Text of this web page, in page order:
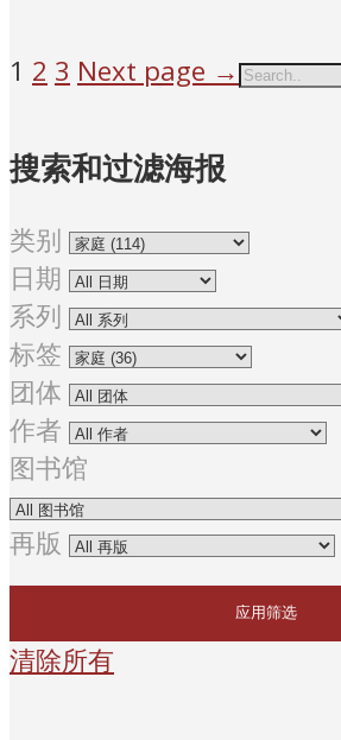
1 2 3 Next page →
搜索和过滤海报
类别
日期
系列
标签
团体
作者
图书馆
再版
应用筛选
清除所有